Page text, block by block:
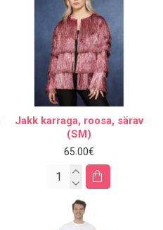
Jakk karraga, roosa, särav
(SM)
65.00€